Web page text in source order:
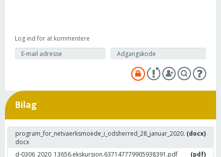
Log ind for at kommentere
Bilag
program_for_netvaerksmoede_i_odsherred_28_januar_2020.
docx
(docx)
d-0306_2020_13656.ekskursion.637147779905938391.pdf
(pdf)